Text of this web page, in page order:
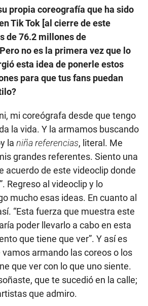
propia coreografía que ha sido
Tik Tok [al cierre de este
de 76.2 millones de
no es la primera vez que lo
esta idea de ponerle estos
para que tus fans puedan
mi coreógrafa desde que tengo
la vida. Y la armamos buscando
la niña referencias, literal. Me
grandes referentes. Siento una
acuerdo de este videoclip donde
Regreso al videoclip y lo
mucho esas ideas. En cuanto al
“Esta fuerza que muestra este
poder llevarlo a cabo en esta
que tiene que ver”. Y así es
armando las coreos o los
que ver con lo que uno siente.
que te sucedió en la calle;
que admiro.